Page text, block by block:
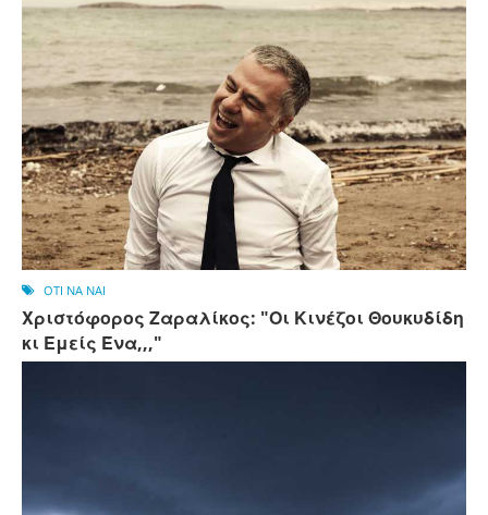
OTI NA NAI
Χριστόφορος Ζαραλίκος: "Οι Κινέζοι Θουκυδίδη
κι Εμείς Ένα,,,"